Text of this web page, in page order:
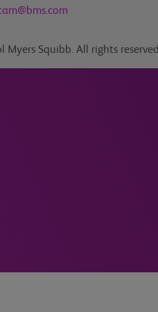
Myers Squibb. All rights reserved